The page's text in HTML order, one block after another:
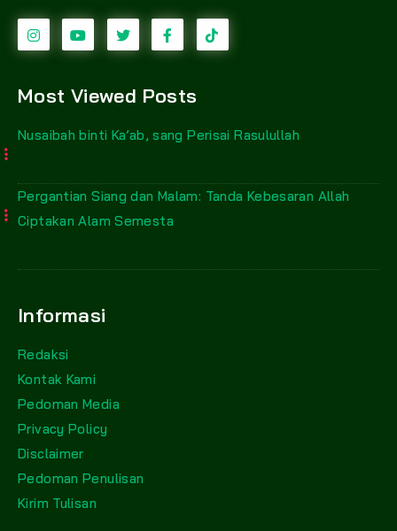
Most Viewed Posts
Nusaibah binti Ka’ab, sang Perisai Rasulullah
Pergantian Siang dan Malam: Tanda Kebesaran Allah
Ciptakan Alam Semesta
Informasi
Redaksi
Kontak Kami
Pedoman Media
Privacy Policy
Disclaimer
Pedoman Penulisan
Kirim Tulisan